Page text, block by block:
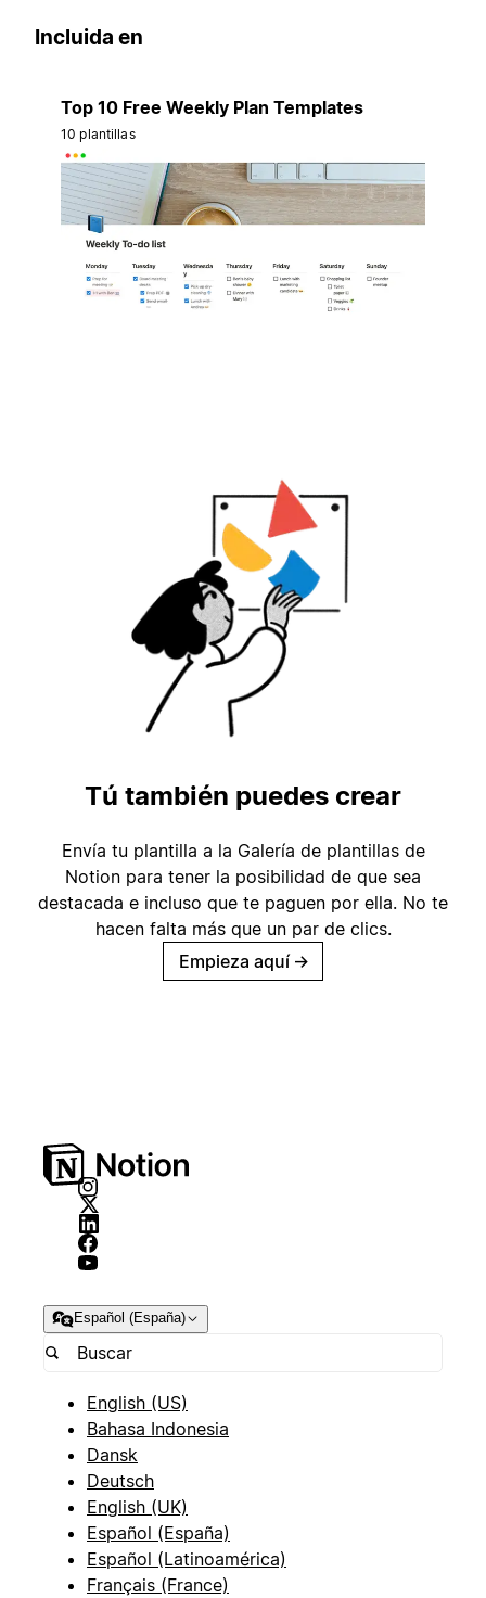
Incluida en
Top 10 Free Weekly Plan Templates
10 plantillas
Tú también puedes crear
Envía tu plantilla a la Galería de plantillas de
Notion para tener la posibilidad de que sea
destacada e incluso que te paguen por ella. No te
hacen falta más que un par de clics.
Empieza aquí →
Español (España)
English (US)
Bahasa Indonesia
Dansk
Deutsch
English (UK)
Español (España)
Español (Latinoamérica)
Français (France)